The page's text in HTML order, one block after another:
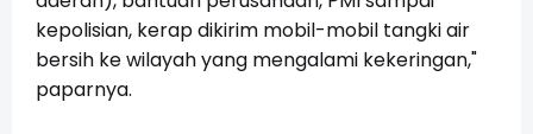
kepolisian, kerap dikirim mobil-mobil tangki air
bersih ke wilayah yang mengalami kekeringan,"
paparnya.